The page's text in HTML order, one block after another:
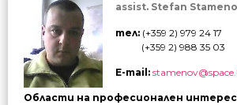
assist. Stefan
тел: (+359 2) 979 24 17
(+359 2) 988 35 03
E-mail:
Области на професионален